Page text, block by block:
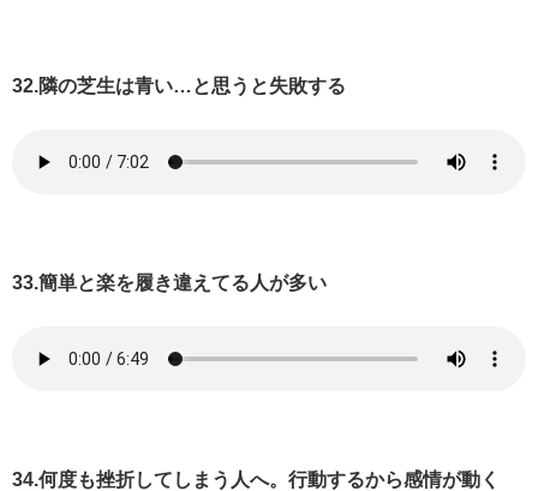
32.隣の芝生は青い…と思うと失敗する
33.簡単と楽を履き違えてる人が多い
34.何度も挫折してしまう人へ。行動するから感情が動く